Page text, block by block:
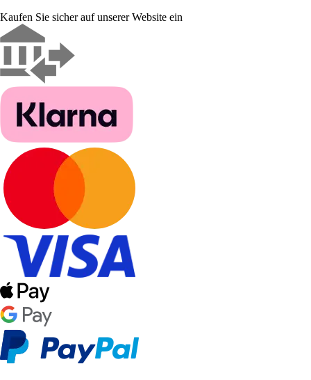
Kaufen Sie sicher auf unserer Website ein